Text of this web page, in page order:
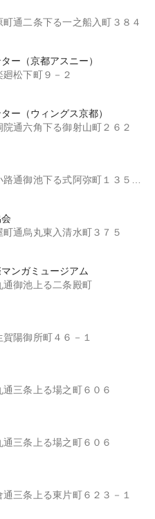
通二条下る一之船入町３８４
ー（京都アスニー）
松下町９－２
ー（ウィングス京都）
通六角下る御射山町２６２
御池下る式阿弥町１３５－５
通烏丸東入清水町３７５
ンガミュージアム
御池上る二条殿町
陽御所町４６－１
三条上る場之町６０６
三条上る場之町６０６
三条上る東片町６２３－１